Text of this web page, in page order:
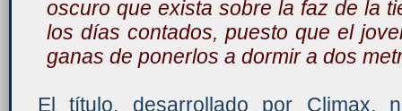
oscuro que exista sobre la faz de la
los días contados, puesto que el
ganas de ponerlos a dormir a dos
El título, desarrollado por Climax,